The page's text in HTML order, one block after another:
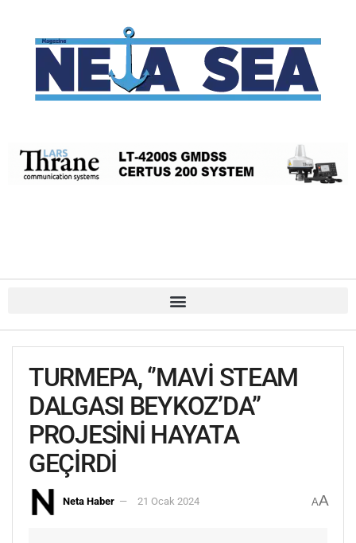
TURMEPA, ‘’MAVİ STEAM
DALGASI BEYKOZ’DA’’
PROJESİNİ HAYATA
GEÇİRDİ
Neta Haber 21 Ocak 2024 AA